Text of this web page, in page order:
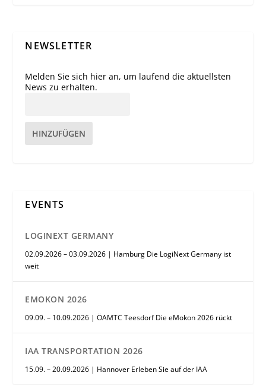
NEWSLETTER
Melden Sie sich hier an, um laufend die aktuellsten
News zu erhalten.
HINZUFÜGEN
EVENTS
LOGINEXT GERMANY
02.09.2026 – 03.09.2026 | Hamburg Die LogiNext Germany ist
weit
EMOKON 2026
09.09. – 10.09.2026 | ÖAMTC Teesdorf Die eMokon 2026 rückt
IAA TRANSPORTATION 2026
15.09. – 20.09.2026 | Hannover Erleben Sie auf der IAA